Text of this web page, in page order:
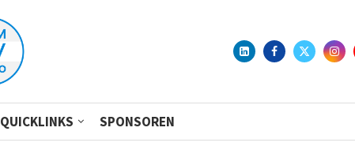
QUICKLINKS SPONSOREN